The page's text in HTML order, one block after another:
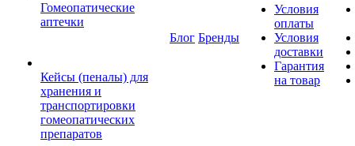
Гомеопатические
аптечки
Кейсы (пеналы) для
хранения и
транспортировки
гомеопатических
препаратов
Блог Бренды
Условия
оплаты
Условия
доставки
Гарантия
на товар